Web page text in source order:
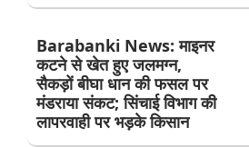
Barabanki News: माइनर
कटने से खेत हुए जलमग्न,
सैकड़ों बीघा धान की फसल पर
मंडराया संकट; सिंचाई विभाग की
लापरवाही पर भड़के किसान